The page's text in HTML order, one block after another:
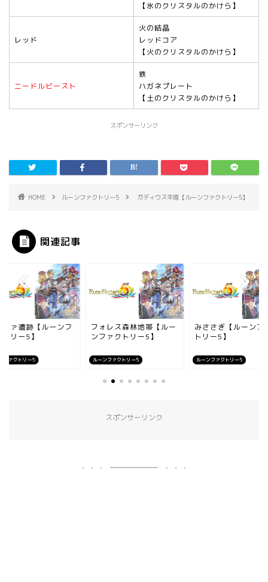
【氷のクリスタルのかけら】
レッド
火の結晶
レッドコア
【火のクリスタルのかけら】
ニードルビースト
鉄
ハガネプレート
【土のクリスタルのかけら】
スポンサーリンク
HOME ルーンファクトリー5 ガディウス平原【ルーンファクトリー5】
関連記事
ファクトリー5
ファ遺跡【ルーンフ
リー5】
ルーンファクトリー5
フォレス森林地帯【ルー
ンファクトリー5】
ルーンファクトリー5
みささぎ【ルーンフ
トリー5】
スポンサーリンク